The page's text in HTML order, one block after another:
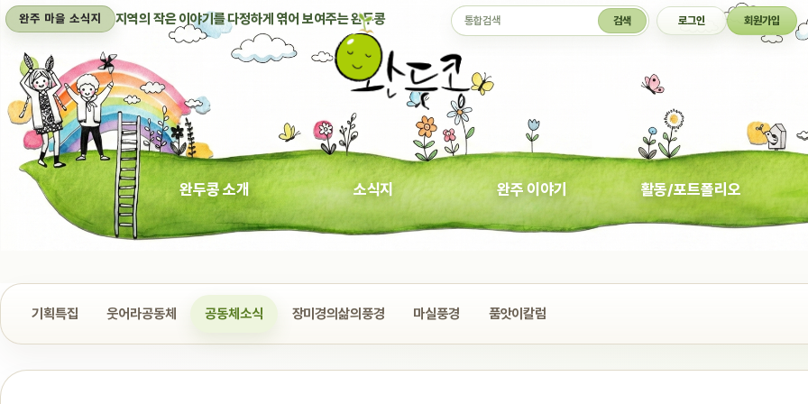
완주 마을 소식지 지역의 작은 이야기를 다정하게 엮어 보여주는 완두콩 통합검색 검색 로그인 회원가입
완두콩 소개 소식지 완주 이야기 활동/포트폴리오
기획특집 웃어라공동체 공동체소식 장미경의삶의풍경 마실풍경 품앗이칼럼